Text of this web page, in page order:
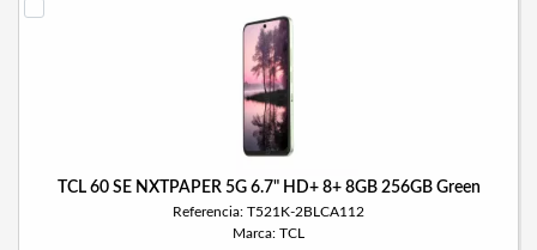
TCL 60 SE NXTPAPER 5G 6.7" HD+ 8+ 8GB 256GB Green
Referencia: T521K-2BLCA112
Marca: TCL